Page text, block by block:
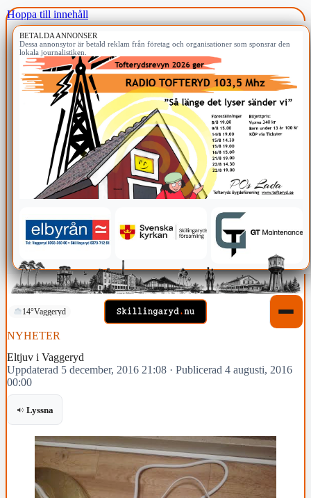
Hoppa till innehåll
BETALDA ANNONSER
Dessa annonsytor är betald reklam från företag och organisationer som sponsrar den
lokala journalistiken.
14°Vaggeryd
NYHETER
Eltjuv i Vaggeryd
Uppdaterad 5 december, 2016 21:08 · Publicerad 4 augusti, 2016
00:00
Lyssna